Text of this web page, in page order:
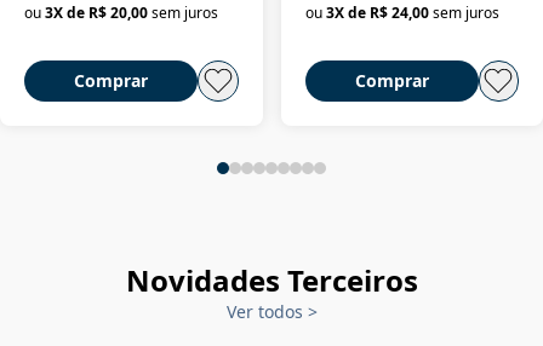
ou3X de R$ 20,00sem juros
Comprar
ou 3X de R$ 24,00 sem juros
Comprar
Novidades Terceiros
Ver todos >